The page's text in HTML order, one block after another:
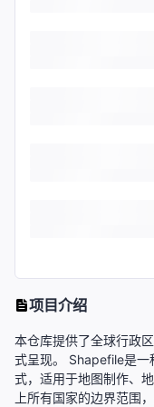
项目介绍
本仓库提供了全球行政
式呈现。 Shapefile是一
式，适用于地图制作、
上所有国家的边界范围